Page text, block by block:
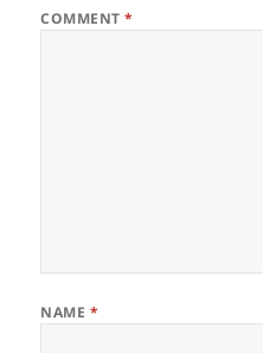
COMMENT*
NAME *